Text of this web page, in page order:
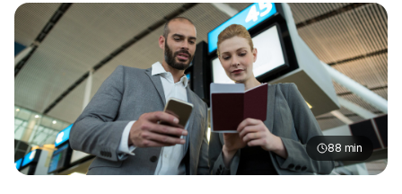
88 min